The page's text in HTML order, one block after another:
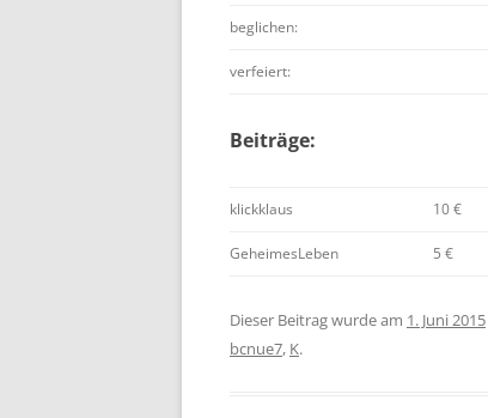
beglichen:
verfeiert:
Beiträge:
klickklaus 10 €
GeheimesLeben 5 €
Dieser Beitrag wurde am 1. Juni 2015
bcnue7, K.